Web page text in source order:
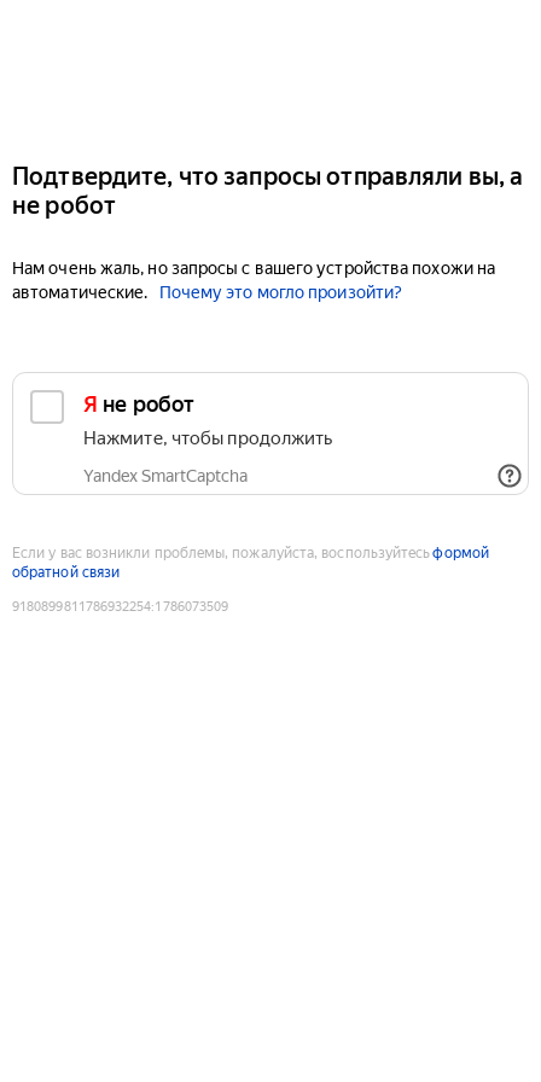
Подтвердите, что запросы отправляли вы, а
не робот
Нам очень жаль, но запросы с вашего устройства похожи на
автоматические.
Почему это могло произойти?
Я не робот
Нажмите, чтобы продолжить
Yandex SmartCaptcha
Если у вас возникли проблемы, пожалуйста, воспользуйтесьформой
обратной связи
9180899811786932254:1786073509